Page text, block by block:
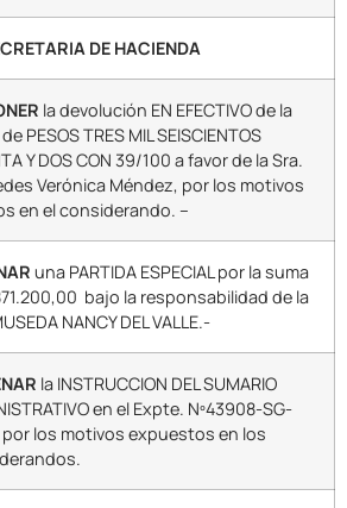
DE HACIENDA
la devolución EN EFECTIVO de la
PESOS TRES MIL SEISCIENTOS
Y DOS CON 39/100 a favor de la Sra.
Verónica Méndez, por los motivos
en el considerando. –
una PARTIDA ESPECIAL por la suma
bajo la responsabilidad de la
NANCY DEL VALLE.-
la INSTRUCCION DEL SUMARIO
en el Expte. Nº43908-SG-
por los motivos expuestos en los